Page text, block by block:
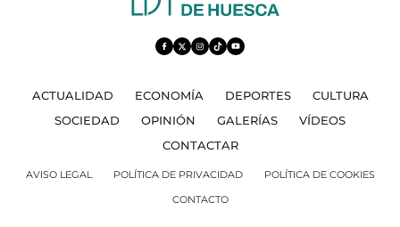
ACTUALIDAD ECONOMÍA DEPORTES
CULTURA
SOCIEDAD
OPINIÓN GALERÍAS
VÍDEOS
CONTACTAR
AVISO LEGAL POLÍTICA DE PRIVACIDAD
POLÍTICA DE COOKIES
CONTACTO